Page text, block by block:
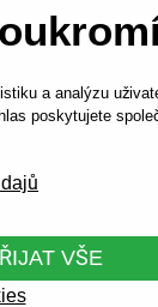
a analýzu
poskytujete
VŠE
5 - CR19 -
Au
s
VAN.